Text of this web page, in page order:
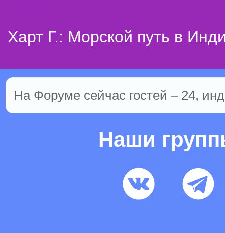
Харт Г.: Морской путь в
На Форуме сейчас гостей – 24,
Наши